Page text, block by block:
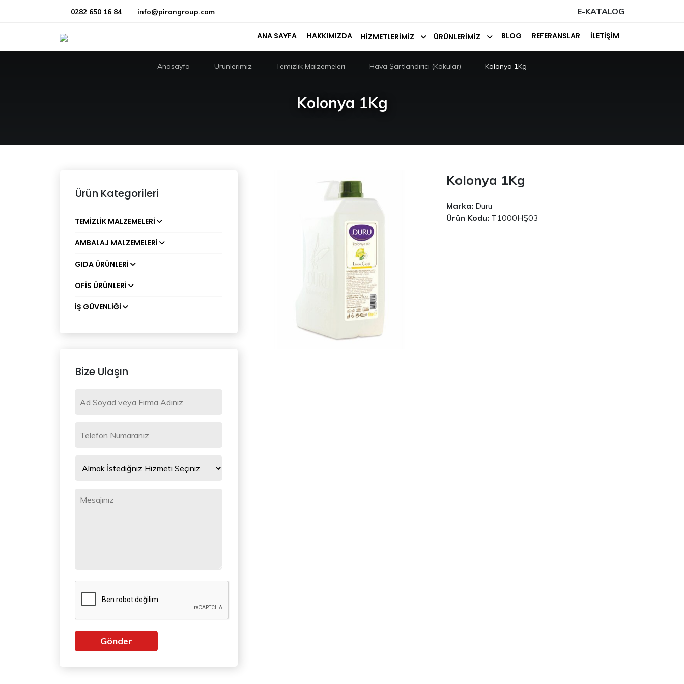
0282 650 16 84 info@pirangroup.com E-KATALOG
ANA SAYFA HAKKIMIZDA HIZMETLERIMIZ ÜRÜNLERIMIZ BLOG REFERANSLAR İLETIŞIM
Kolonya 1Kg
Anasayfa Ürünlerimiz Temizlik Malzemeleri Hava Şartlandırıcı (Kokular) Kolonya 1Kg
Ürün Kategorileri
TEMIZLIK MALZEMELERI
AMBALAJ MALZEMELERI
GIDA ÜRÜNLERI
OFIS ÜRÜNLERI
İŞ GÜVENLIĞI
Bize Ulaşın
Gönder
Kolonya 1Kg
Marka: Duru
Ürün Kodu: T1000HŞ03